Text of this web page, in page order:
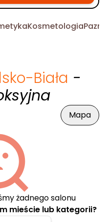
Kosmetologia
Biała -
Mapa
żadnego salonu
mieście lub kategorii?